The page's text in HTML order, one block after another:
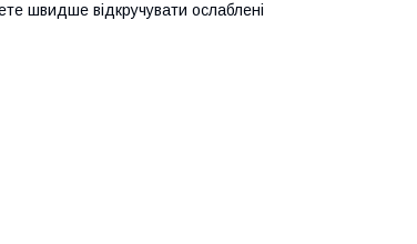
швидше відкручувати ослаблені